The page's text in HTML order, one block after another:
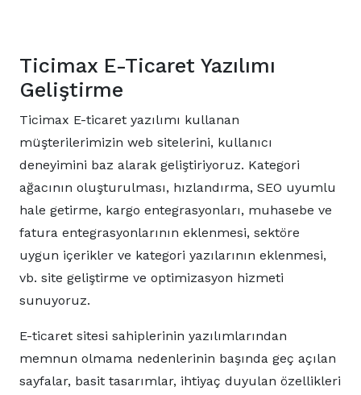
Ticimax E-Ticaret Yazılımı
Geliştirme
Ticimax E-ticaret yazılımı kullanan
müşterilerimizin web sitelerini, kullanıcı
deneyimini baz alarak geliştiriyoruz. Kategori
ağacının oluşturulması, hızlandırma, SEO uyumlu
hale getirme, kargo entegrasyonları, muhasebe ve
fatura entegrasyonlarının eklenmesi, sektöre
uygun içerikler ve kategori yazılarının eklenmesi,
vb. site geliştirme ve optimizasyon hizmeti
sunuyoruz.
E-ticaret sitesi sahiplerinin yazılımlarından
memnun olmama nedenlerinin başında geç açılan
sayfalar, basit tasarımlar, ihtiyaç duyulan özellikleri